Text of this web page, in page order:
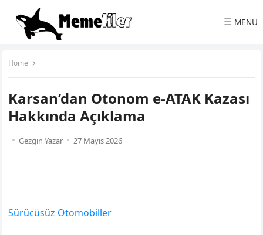
☰ MENU
Home
Karsan’dan Otonom e-ATAK Kazası
Hakkında Açıklama
Gezgin Yazar 27 Mayıs 2026
Sürücüsüz Otomobiller